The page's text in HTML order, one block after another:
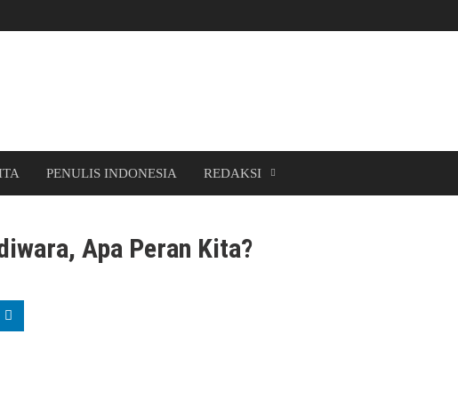
PENULIS INDONESIA REDAKSI
Apa Peran Kita?